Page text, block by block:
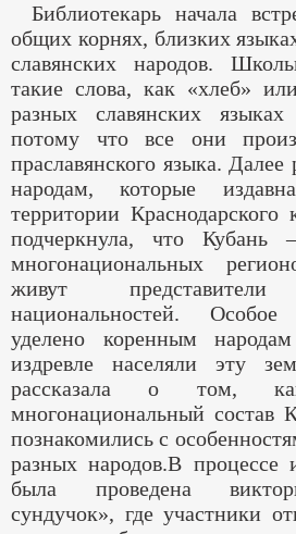
Библиотекарь начала
общих корнях, близких
славянских народов.
такие слова, как «хлеб»
разных славянских
потому что все они
праславянского языка. Далее
народам, которые
территории Краснодарского
подчеркнула, что
многонациональных
живут
национальностей.
уделено коренным
издревле населяли эту
рассказала о том,
многонациональный состав
познакомились с
разных народов.В процессе
была проведена
сундучок», где участники